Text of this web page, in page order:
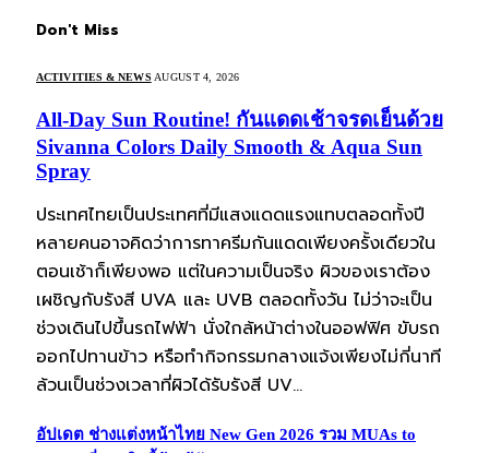
Don't Miss
ACTIVITIES & NEWS AUGUST 4, 2026
All-Day Sun Routine! กันแดดเช้าจรดเย็นด้วย
Sivanna Colors Daily Smooth & Aqua Sun
Spray
ประเทศไทยเป็นประเทศที่มีแสงแดดแรงแทบตลอดทั้งปี
หลายคนอาจคิดว่าการทาครีมกันแดดเพียงครั้งเดียวใน
ตอนเช้าก็เพียงพอ แต่ในความเป็นจริง ผิวของเราต้อง
เผชิญกับรังสี UVA และ UVB ตลอดทั้งวัน ไม่ว่าจะเป็น
ช่วงเดินไปขึ้นรถไฟฟ้า นั่งใกล้หน้าต่างในออฟฟิศ ขับรถ
ออกไปทานข้าว หรือทำกิจกรรมกลางแจ้งเพียงไม่กี่นาที
ล้วนเป็นช่วงเวลาที่ผิวได้รับรังสี UV…
อัปเดต ช่างแต่งหน้าไทย New Gen 2026 รวม MUAs to